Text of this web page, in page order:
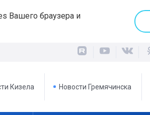
Вашего браузера и
Кизела Новости Гремячинска